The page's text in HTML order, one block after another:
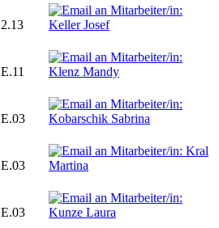
2.13
E.11
E.03
E.03
E.03